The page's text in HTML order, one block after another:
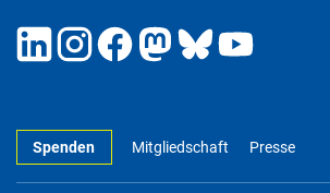
Spenden Mitgliedschaft Presse